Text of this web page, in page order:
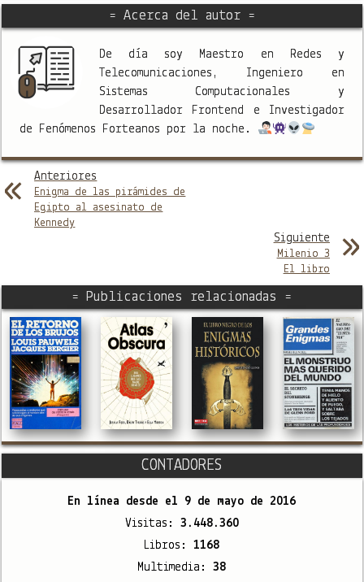
= Acerca del autor =
De día soy Maestro en Redes y
Telecomunicaciones, Ingeniero en
Sistemas Computacionales y
Desarrollador Frontend e Investigador
de Fenómenos Forteanos por la noche.
Anteriores
Enigma de las pirámides de
Egipto al asesinato de
Kennedy
Siguiente
Milenio 3
El libro
= Publicaciones relacionadas =
CONTADORES
En línea desde el 9 de mayo de 2016
Visitas: 3.448.360
Libros:1168
Multimedia:38